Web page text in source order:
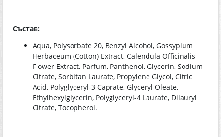
Състав:
Aqua, Polysorbate 20, Benzyl Alcohol, Gossypium
Herbaceum (Cotton) Extract, Calendula Officinalis
Flower Extract, Parfum, Panthenol, Glycerin, Sodium
Citrate, Sorbitan Laurate, Propylene Glycol, Citric
Аcid, Polyglyceryl-3 Caprate, Glyceryl Oleate,
Ethylhexylglycerin, Polyglyceryl-4 Laurate, Dilauryl
Citrate, Tocopherol.